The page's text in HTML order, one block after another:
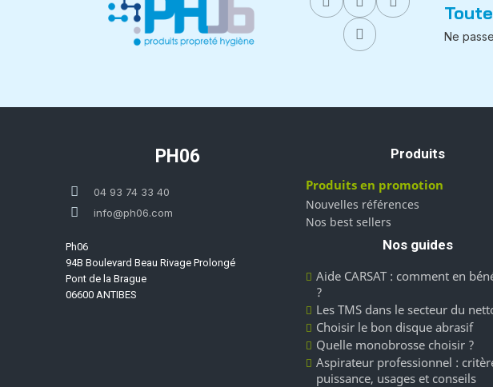
Ne
PH06
04 93 74 33 40
info@ph06.com
Ph06
94B Boulevard Beau Rivage Prolongé
Pont de la Brague
06600 ANTIBES
Produits
Produits en promotion
Nouvelles références
Nos best sellers
Nos guides
Aide CARSAT : comment en
?
Les TMS dans le secteur du
Choisir le bon disque abrasif
Quelle monobrosse choisir ?
Aspirateur professionnel :
puissance, usages et conseils